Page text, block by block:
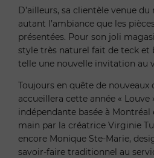
D’ailleurs, sa clientèle venue
autant l’ambiance que les
présentées. Pour son joli
style très naturel fait de teck et
telle une nouvelle invitation au
Toujours en quête de nouveaux
accueillera cette année « Louve
indépendante basée à
main par la créatrice Virginie
encore Monique Ste-Marie,
savoir-faire traditionnel au